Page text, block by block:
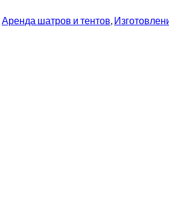
Аренда шатров и тентов